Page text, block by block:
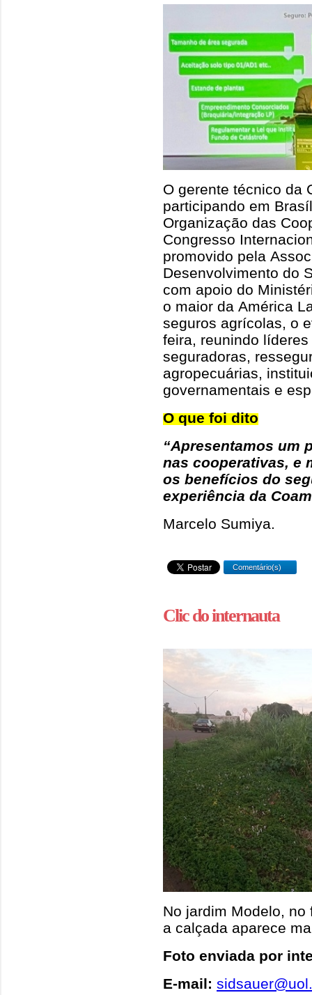
O gerente técnico da
participando em
Organização das
Congresso
promovido pela
Desenvolvimento do
com apoio do
o maior da América
seguros agrícolas, o
feira, reunindo
seguradoras,
agropecuárias,
governamentais e
O que foi dito
“Apresentamos um
nas cooperativas, e
os benefícios do
experiência da
Marcelo Sumiya.
Comentário(s)
Clic do internauta
No jardim Modelo,
a calçada aparece
Foto enviada por
E-mail: